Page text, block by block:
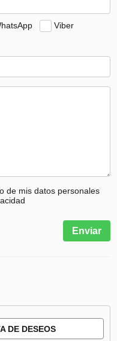
Viber
de mis datos personales
Enviar
DE DESEOS